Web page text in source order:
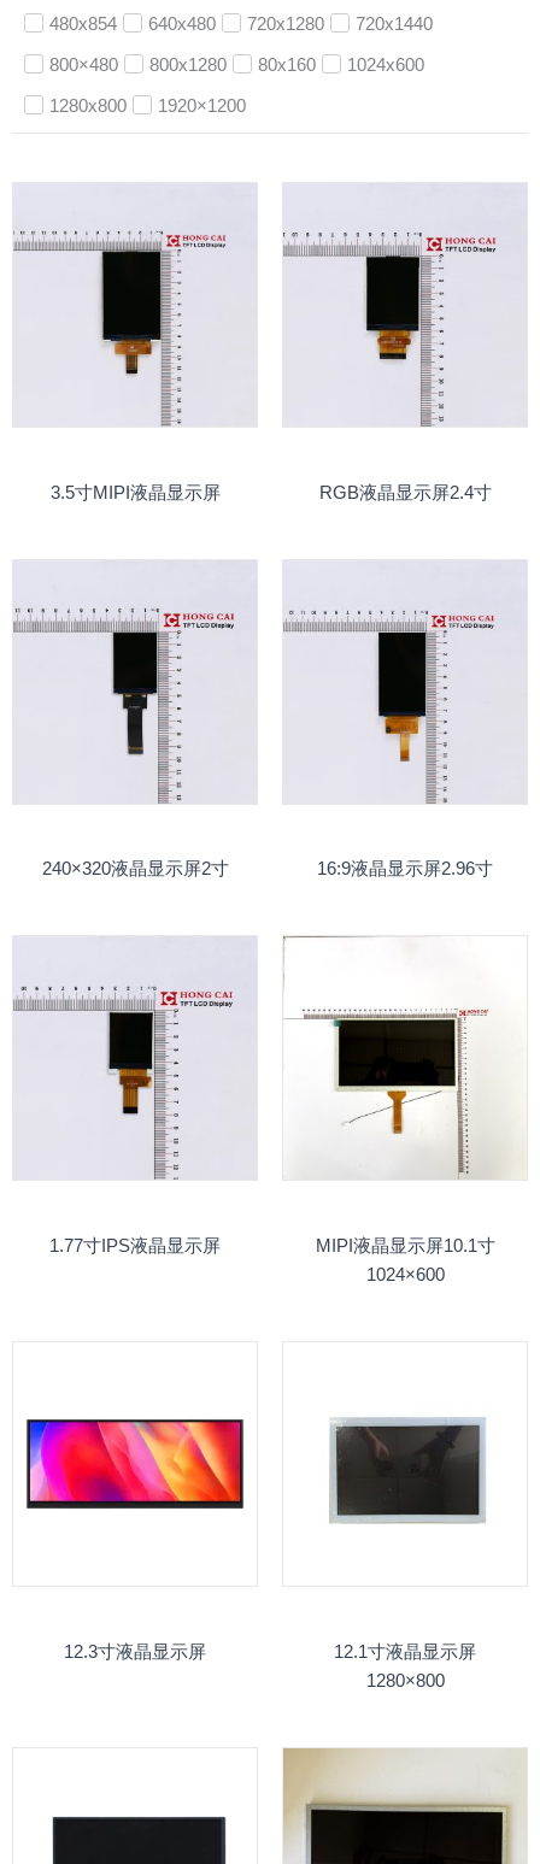
480x854 640x480 720x1280 720x1440
800×480 800x1280 80x160 1024x600
1280x800 1920×1200
3.5寸MIPI液晶显示屏 RGB液晶显示屏2.4寸
240×320液晶显示屏2寸 16:9液晶显示屏2.96寸
1.77寸IPS液晶显示屏
MIPI液晶显示屏10.1寸
1024×600
12.3寸液晶显示屏
12.1寸液晶显示屏
1280×800